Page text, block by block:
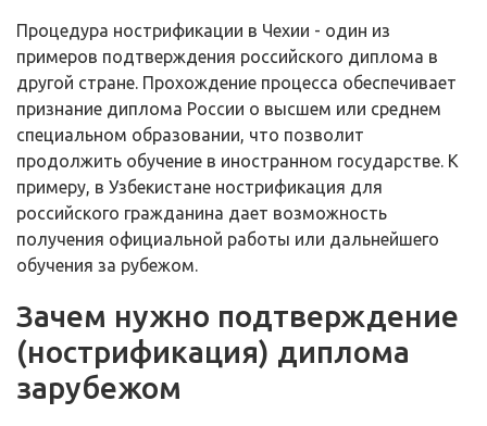
Процедура нострификации в Чехии - один из
примеров подтверждения российского диплома в
другой стране. Прохождение процесса обеспечивает
признание диплома России о высшем или среднем
специальном образовании, что позволит
продолжить обучение в иностранном государстве. К
примеру, в Узбекистане нострификация для
российского гражданина дает возможность
получения официальной работы или дальнейшего
обучения за рубежом.
Зачем нужно подтверждение
(нострификация) диплома
зарубежом